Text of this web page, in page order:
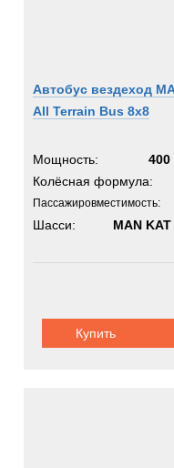
Автобус вездеход
All Terrain Bus 8x8
Мощность:
400
Колёсная формула:
Пассажировместимость:
Шасси: MAN
Купить